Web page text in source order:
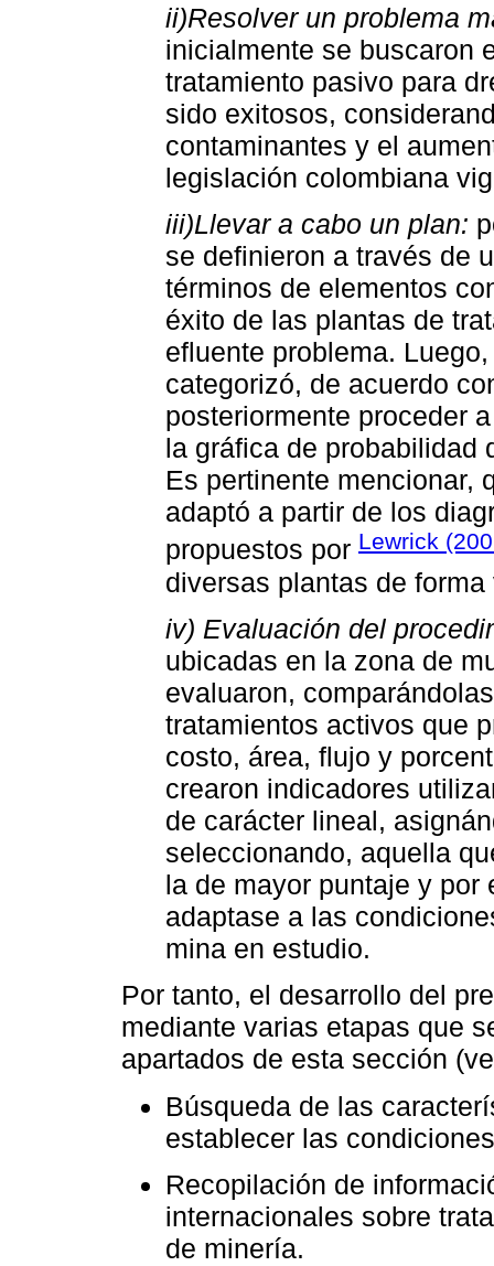
ii)Resolver un problema
inicialmente se buscaron
tratamiento pasivo para
sido exitosos,
contaminantes y el
legislación colombiana
iii)Llevar a cabo un plan:
se definieron a través de
términos de elementos
éxito de las plantas de
efluente problema.
categorizó, de acuerdo
posteriormente proceder
la gráfica de probabilidad
Es pertinente mencionar,
adaptó a partir de los
propuestos por Lewrick
diversas plantas de
iv) Evaluación del
ubicadas en la zona de
evaluaron,
tratamientos activos que
costo, área, flujo y
crearon indicadores
de carácter lineal,
seleccionando, aquella
la de mayor puntaje y por
adaptase a las
mina en estudio.
Por tanto, el desarrollo del
mediante varias etapas que
apartados de esta sección
Búsqueda de las
establecer las
Recopilación de
internacionales sobre
de minería.